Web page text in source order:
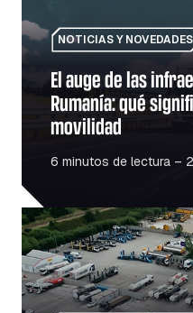
NOTICIAS Y NOVEDADES
El auge de las
Rumanía: qué
movilidad
6 minutos de lectura –
Dentro de Formula